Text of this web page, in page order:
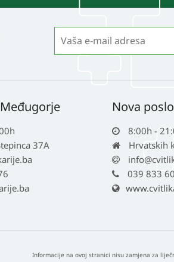
37A
Nova
8:00h -
Hrvatskih
039 833
Informacije na ovoj stranici nisu zamjena za